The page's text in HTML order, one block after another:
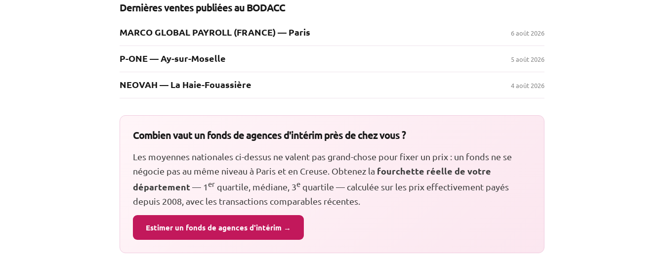
Dernières ventes publiées au BODACC
MARCO GLOBAL PAYROLL (FRANCE) — Paris 6 août 2026
P-ONE — Ay-sur-Moselle 5 août 2026
NEOVAH — La Haie-Fouassière 4 août 2026
Combien vaut un fonds de agences d'intérim près de chez vous ?
Les moyennes nationales ci-dessus ne valent pas grand-chose pour fixer un prix : un fonds ne se
négocie pas au même niveau à Paris et en Creuse. Obtenez la fourchette réelle de votre
département — 1er quartile, médiane, 3e quartile — calculée sur les prix effectivement payés
depuis 2008, avec les transactions comparables récentes.
Estimer un fonds de agences d'intérim →